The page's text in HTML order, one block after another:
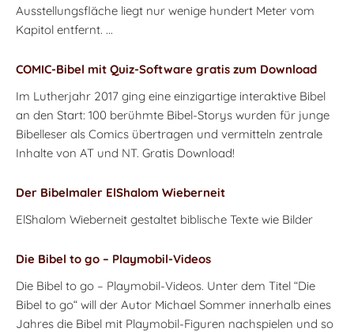
Ausstellungsfläche liegt nur wenige hundert Meter vom
Kapitol entfernt. ...
COMIC-Bibel mit Quiz-Software gratis zum Download
Im Lutherjahr 2017 ging eine einzigartige interaktive Bibel
an den Start: 100 berühmte Bibel-Storys wurden für junge
Bibelleser als Comics übertragen und vermitteln zentrale
Inhalte von AT und NT. Gratis Download!
Der Bibelmaler ElShalom Wieberneit
ElShalom Wieberneit gestaltet biblische Texte wie Bilder
Die Bibel to go – Playmobil-Videos
Die Bibel to go – Playmobil-Videos. Unter dem Titel “Die
Bibel to go“ will der Autor Michael Sommer innerhalb eines
Jahres die Bibel mit Playmobil-Figuren nachspielen und so